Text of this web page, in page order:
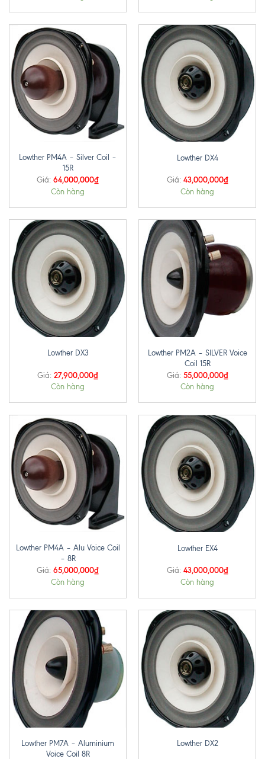
Lowther PM4A – Silver Coil –
15R
Giá: 64,000,000₫
Còn hàng
Lowther DX4
Giá: 43,000,000₫
Còn hàng
Lowther DX3
Giá: 27,900,000₫
Còn hàng
Lowther PM2A – SILVER Voice
Coil 15R
Giá: 55,000,000₫
Còn hàng
Lowther PM4A – Alu Voice Coil
– 8R
Giá: 65,000,000₫
Còn hàng
Lowther EX4
Giá: 43,000,000₫
Còn hàng
Lowther PM7A – Aluminium
Voice Coil 8R
Lowther DX2